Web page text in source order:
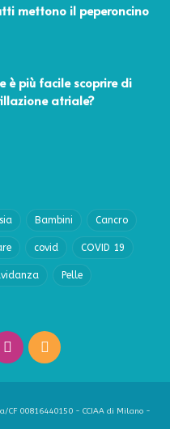
mettono il peperoncino
è più facile scoprire di
atriale?
Bambini Cancro
covid COVID 19
Pelle
Instagram
RSS
CF 00816440150 - CCIAA di Milano -